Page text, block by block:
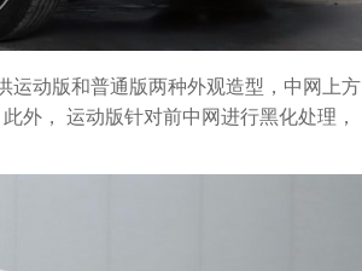
运动版和普通版两种外观造型，中网上方
外， 运动版针对前中网进行黑化处理，